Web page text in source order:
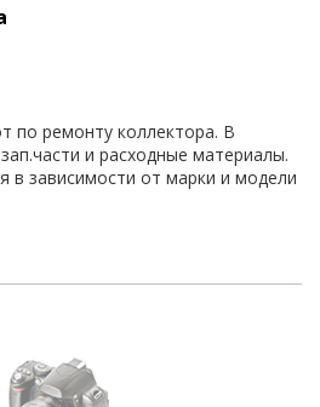
по ремонту коллектора. В
и расходные материалы.
зависимости от марки и модели